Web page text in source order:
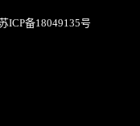
ICP备18049135号